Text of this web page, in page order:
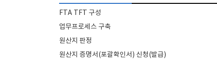
FTA TFT 구성
업무프로세스 구축
원산지 판정
원산지 증명서(포괄확인서) 신청(발급)